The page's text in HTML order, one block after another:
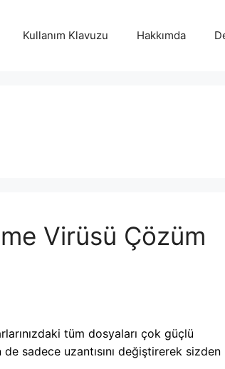
Kullanım Klavuzu Hakkımda
Virüsü Çözüm
tüm dosyaları çok güçlü
sadece uzantısını değiştirerek sizden